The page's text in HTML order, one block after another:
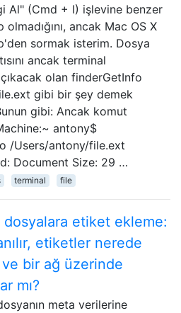
Al" (Cmd + I) işlevine benzer
ancak Mac OS X
sormak isterim. Dosya
ancak terminal
olan finderGetInfo
gibi bir şey demek
gibi: Ancak komut
antony$
/Users/antony/file.ext
Document Size: 29 …
terminal file
dosyalara etiket ekleme:
etiketler nerede
ve bir ağ üzerinde
mı?
meta verilerine